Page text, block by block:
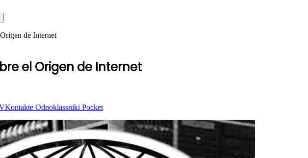
de Internet
el Origen de Internet
Odnoklassniki Pocket